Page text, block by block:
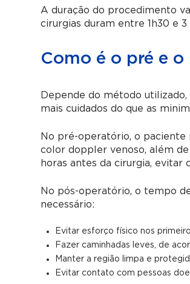
A duração do procedimento
cirurgias duram entre 1h30 e 3
Como é o pré e
Depende do método
mais cuidados do que as
No pré-operatório, o paciente
color doppler venoso, além de
horas antes da cirurgia,
No pós-operatório, o tempo
necessário:
Evitar esforço físico nos
Fazer caminhadas leves, de
Manter a região limpa e
Evitar contato com pessoas